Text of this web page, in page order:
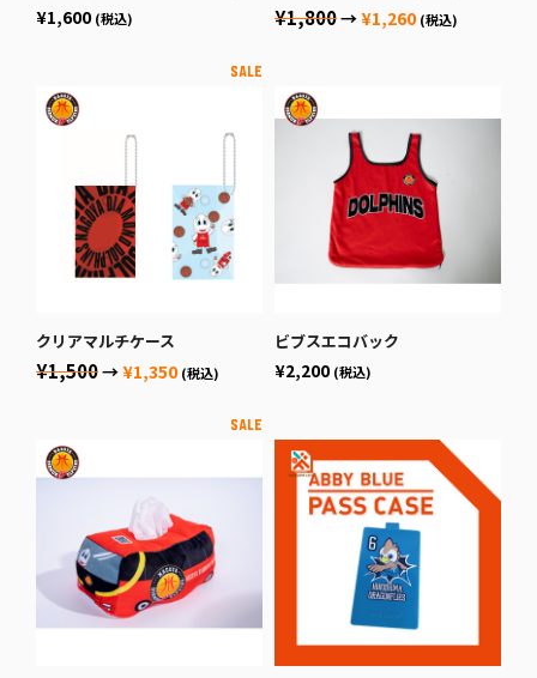
¥1,600 (税込) ¥1,800→¥1,260 (税込)
クリアマルチケース
¥1,500→¥1,350 (税込)
ビブスエコバック
¥2,200 (税込)